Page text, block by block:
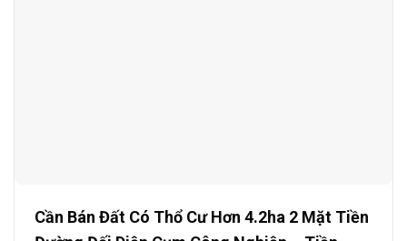
Cần Bán Đất Có Thổ Cư Hơn 4.2ha 2 Mặt Tiền